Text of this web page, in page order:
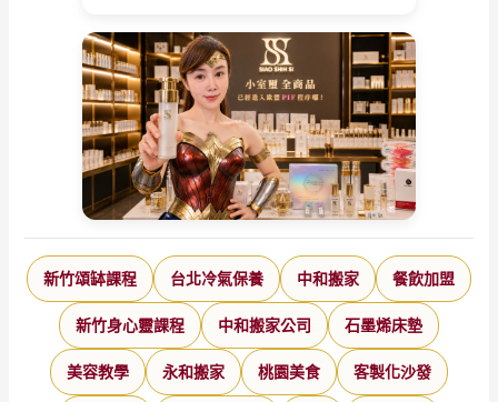
新竹頌缽課程 台北冷氣保養 中和搬家 餐飲加盟
新竹身心靈課程 中和搬家公司 石墨烯床墊
美容教學 永和搬家 桃園美食 客製化沙發